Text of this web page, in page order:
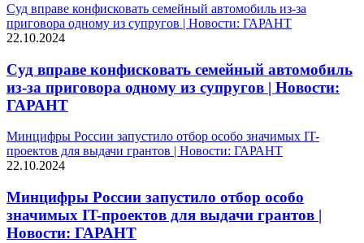
Суд вправе конфисковать семейный автомобиль из-за
приговора одному из супругов | Новости: ГАРАНТ
22.10.2024
Суд вправе конфисковать семейный автомобиль
из-за приговора одному из супругов | Новости:
ГАРАНТ
Минцифры России запустило отбор особо значимых IT-
проектов для выдачи грантов | Новости: ГАРАНТ
22.10.2024
Минцифры России запустило отбор особо
значимых IT-проектов для выдачи грантов |
Новости: ГАРАНТ